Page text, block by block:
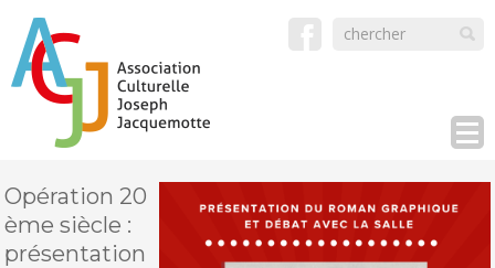
Opération 20
ème siècle :
présentation